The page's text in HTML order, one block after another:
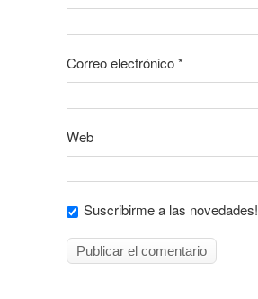
Correo electrónico*
Web
Suscribirme a las novedades!